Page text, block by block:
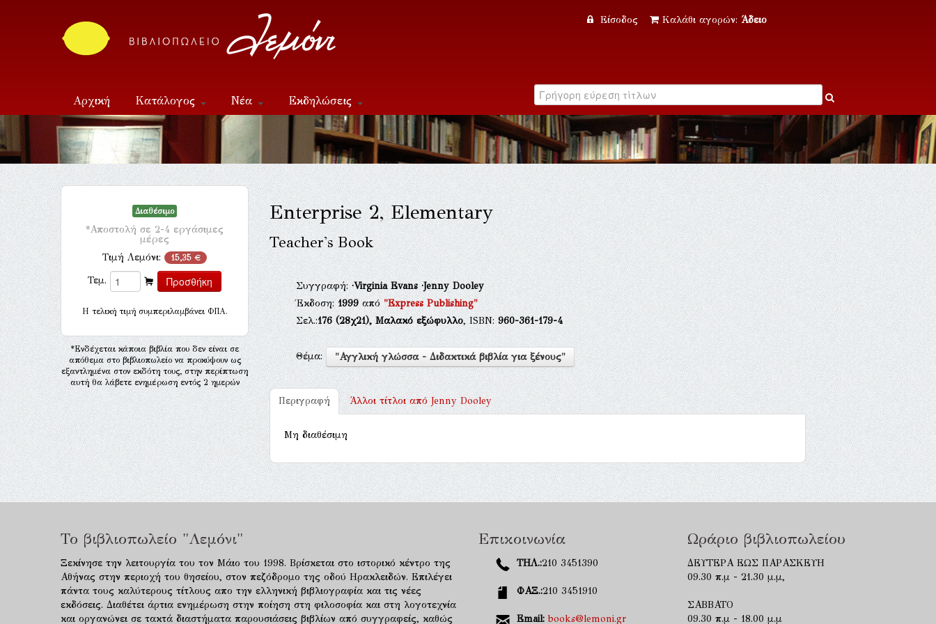
Είσοδος Καλάθι αγορών: Άδειο
Αρχική Κατάλογος Νέα Εκδηλώσεις
Επικοινωνία
Διαθέσιμο
*Αποστολή σε 2-4 εργάσιμες
μέρες
Τιμή Λεμόνι: 15,35 €
Τεμ.
H τελική τιμή συμπεριλαμβάνει ΦΠΑ.
*Ενδέχεται κάποια βιβλία που δεν είναι σε
απόθεμα στο βιβλιοπωλείο να προκύψουν ως
εξαντλημένα στον εκδότη τους, στην περίπτωση
αυτή θα λάβετε ενημέρωση εντός 2 ημερών
Enterprise 2, Elementary
Teacher's Book
Συγγραφή:·Virginia Evans·Jenny Dooley
Έκδοση:1999από "Express Publishing"
Σελ.:176(28χ21), Μαλακό εξώφυλλο, ISBN:960-361-179-4
Θέμα: "Αγγλική γλώσσα - Διδακτικά βιβλία για ξένους"
Περιγραφή Άλλοι τίτλοι απόJenny Dooley
Μη διαθέσιμη
Το βιβλιοπωλείο "Λεμόνι"
Ξεκίνησε την λειτουργία του τον Μάιο του 1998. Βρίσκεται στο ιστορικό κέντρο της
Αθήνας στην περιοχή του θησείου, στον πεζόδρομο της οδού Ηρακλειδών. Επιλέγει
πάντα τους καλύτερους τίτλους απο την ελληνική βιβλιογραφία και τις νέες
εκδόσεις. Διαθέτει άρτια ενημέρωση στην ποίηση στη φιλοσοφία και στη λογοτεχνία
και οργανώνει σε τακτά διαστήματα παρουσιάσεις βιβλίων από συγγραφείς, καθώς
Επικοινωνία
ΤΗΛ.:210 3451390
ΦΑΞ.:210 3451910
Email: books@lemoni.gr
Ωράριο βιβλιοπωλείου
ΔΕΥΤΕΡΑ ΕΩΣ ΠΑΡΑΣΚΕΥΗ
09.30 π.μ - 21.30 μ.μ,
ΣΑΒΒΑΤΟ
09.30 π.μ - 18.00 μ.μ